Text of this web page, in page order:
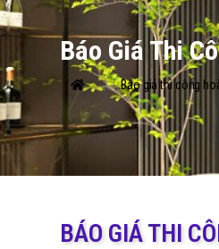
Báo Giá Thi
Báo giá thi công
BÁO GIÁ THI